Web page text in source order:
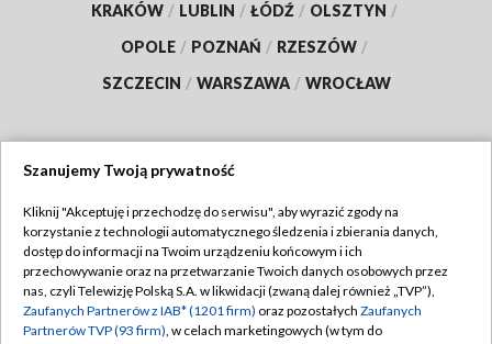
KRAKÓW / LUBLIN / ŁÓDŹ / OLSZTYN /
OPOLE / POZNAŃ / RZESZÓW /
SZCZECIN / WARSZAWA / WROCŁAW
TVP
Abonament TVP
Emisja w TVP
Regulamin TVP
Polityka prywatności
Szanujemy Twoją prywatność
Kliknij "Akceptuję i przechodzę do serwisu", aby wyrazić zgody na
korzystanie z technologii automatycznego śledzenia i zbierania danych,
dostęp do informacji na Twoim urządzeniu końcowym i ich
przechowywanie oraz na przetwarzanie Twoich danych osobowych przez
nas, czyli Telewizję Polską S.A. w likwidacji (zwaną dalej również „TVP”),
Zaufanych Partnerów z IAB* (1201 firm) oraz pozostałych Zaufanych
Partnerów TVP (93 firm), w celach marketingowych (w tym do